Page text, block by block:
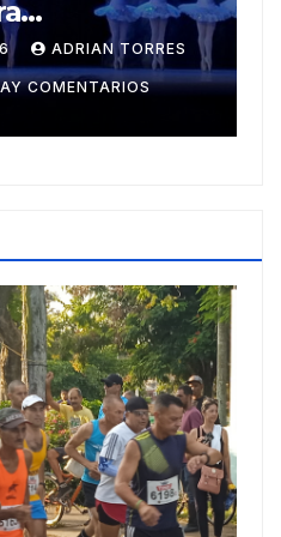
MEYLIN PÉREZ